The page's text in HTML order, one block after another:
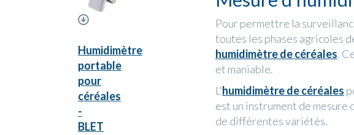
Humidimètre
portable
pour
céréales
-
BLET
Pour permettre la
toutes les phases agricoles
humidimètre de céréales.
et maniable.
L'humidimètre de céréales
est un instrument de mesure
de différentes variétés.